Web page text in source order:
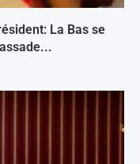
La Bas se